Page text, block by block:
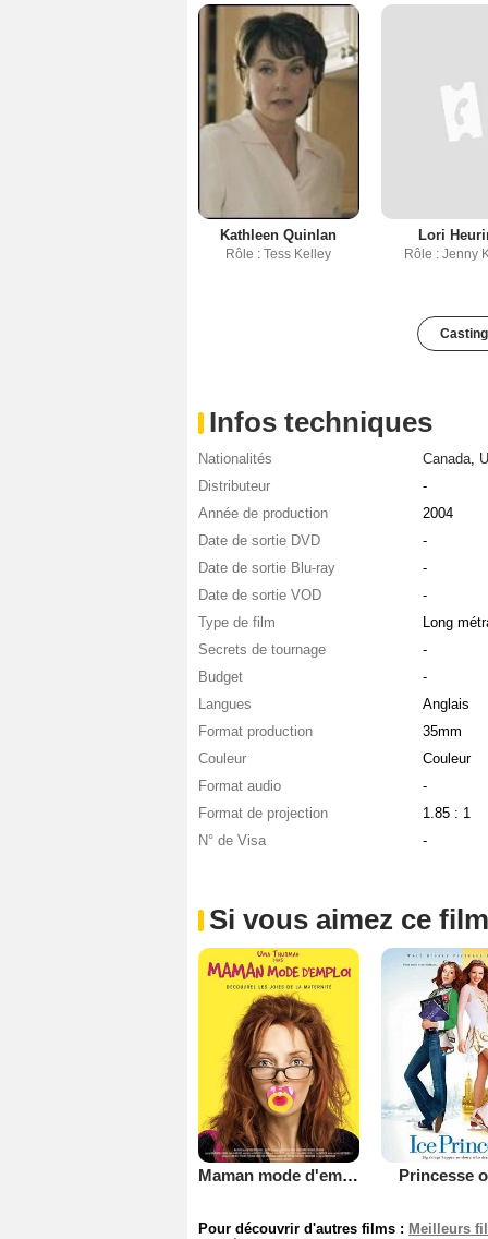
Kathleen Quinlan
Rôle : Tess Kelley
Lori
Rôle : Jenny
Infos techniques
Nationalités Canada,
Distributeur
-
Année de production
2004
Date de sortie DVD
-
Date de sortie Blu-ray
-
Date de sortie VOD
-
Type de film
Long
Secrets de tournage
-
Budget
-
Langues
Anglais
Format production
35mm
Couleur
Couleur
Format audio
-
Format de projection
1.85 : 1
N° de Visa
-
Si vous aimez ce
Maman mode d'emploi Princesse
Pour découvrir d'autres films : Meilleurs